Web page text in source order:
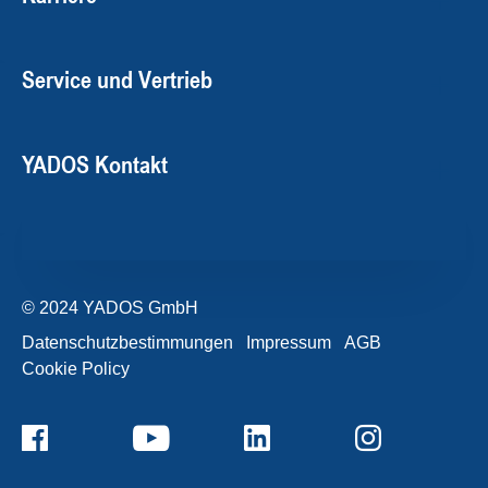
Service und Vertrieb
YADOS Kontakt
© 2024 YADOS GmbH
Datenschutzbestimmungen
Impressum
AGB
Cookie Policy